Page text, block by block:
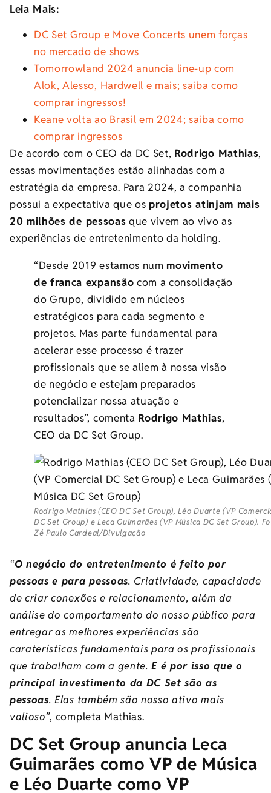
Leia Mais:
DC Set Group e Move Concerts unem forças
no mercado de shows
Tomorrowland 2024 anuncia line-up com
Alok, Alesso, Hardwell e mais; saiba como
comprar ingressos!
Keane volta ao Brasil em 2024; saiba como
comprar ingressos
De acordo com o CEO da DC Set, Rodrigo Mathias,
essas movimentações estão alinhadas com a
estratégia da empresa. Para 2024, a companhia
possui a expectativa que os projetos atinjam mais
20 milhões de pessoas que vivem ao vivo as
experiências de entretenimento da holding.
“Desde 2019 estamos num movimento
de franca expansão com a consolidação
do Grupo, dividido em núcleos
estratégicos para cada segmento e
projetos. Mas parte fundamental para
acelerar esse processo é trazer
profissionais que se aliem à nossa visão
de negócio e estejam preparados
potencializar nossa atuação e
resultados”, comenta Rodrigo Mathias,
CEO da DC Set Group.
Rodrigo Mathias (CEO DC Set Group), Léo Duarte (VP
DC Set Group) e Leca Guimarães (VP Música DC Set Group).
Zé Paulo Cardeal/Divulgação
“O negócio do entretenimento é feito por
pessoas e para pessoas. Criatividade, capacidade
de criar conexões e relacionamento, além da
análise do comportamento do nosso público para
entregar as melhores experiências são
caraterísticas fundamentais para os profissionais
que trabalham com a gente.E é por isso que o
principal investimento da DC Set são as
pessoas. Elas também são nosso ativo mais
valioso”, completa Mathias.
DC Set Group anuncia Leca
Guimarães como VP de Música
e Léo Duarte como VP